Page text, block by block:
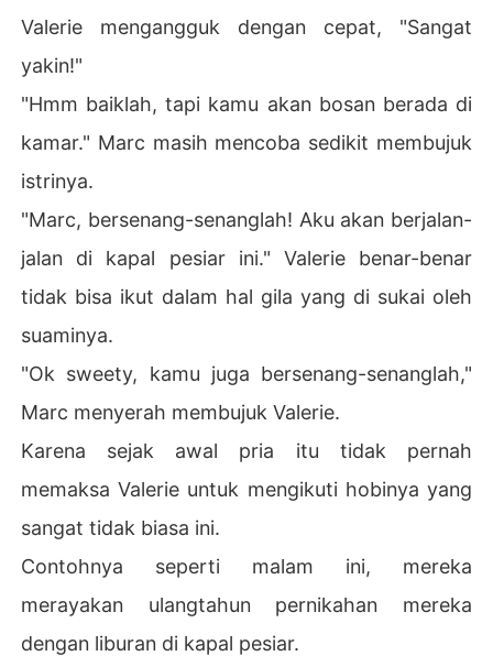
Valerie mengangguk dengan cepat, "Sangat
yakin!"
"Hmm baiklah, tapi kamu akan bosan berada di
kamar." Marc masih mencoba sedikit membujuk
istrinya.
"Marc, bersenang-senanglah! Aku akan berjalan-
jalan di kapal pesiar ini." Valerie benar-benar
tidak bisa ikut dalam hal gila yang di sukai oleh
suaminya.
"Ok sweety, kamu juga bersenang-senanglah,"
Marc menyerah membujuk Valerie.
Karena sejak awal pria itu tidak pernah
memaksa Valerie untuk mengikuti hobinya yang
sangat tidak biasa ini.
Contohnya seperti malam ini, mereka
merayakan ulangtahun pernikahan mereka
dengan liburan di kapal pesiar.